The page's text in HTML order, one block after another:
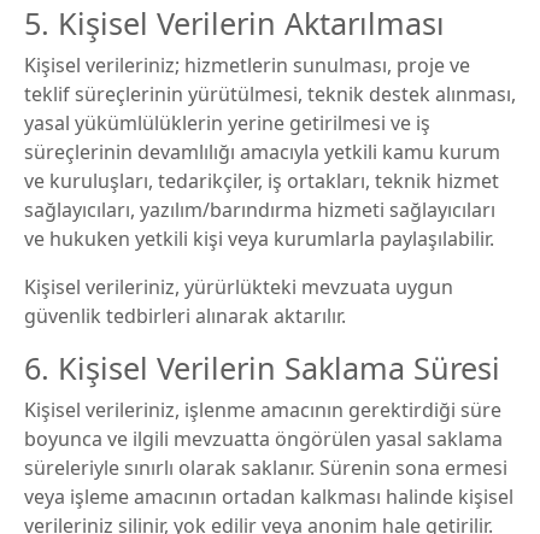
5. Kişisel Verilerin Aktarılması
Kişisel verileriniz; hizmetlerin sunulması, proje ve
teklif süreçlerinin yürütülmesi, teknik destek alınması,
yasal yükümlülüklerin yerine getirilmesi ve iş
süreçlerinin devamlılığı amacıyla yetkili kamu kurum
ve kuruluşları, tedarikçiler, iş ortakları, teknik hizmet
sağlayıcıları, yazılım/barındırma hizmeti sağlayıcıları
ve hukuken yetkili kişi veya kurumlarla paylaşılabilir.
Kişisel verileriniz, yürürlükteki mevzuata uygun
güvenlik tedbirleri alınarak aktarılır.
6. Kişisel Verilerin Saklama Süresi
Kişisel verileriniz, işlenme amacının gerektirdiği süre
boyunca ve ilgili mevzuatta öngörülen yasal saklama
süreleriyle sınırlı olarak saklanır. Sürenin sona ermesi
veya işleme amacının ortadan kalkması halinde kişisel
verileriniz silinir, yok edilir veya anonim hale getirilir.